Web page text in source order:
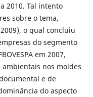
2010. Tal intento
sobre o tema,
o qual concluiu
do segmento
em 2007,
nos moldes
e de
do aspecto